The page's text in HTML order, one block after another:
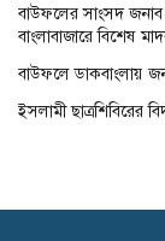
বাউফলের সাংসদ
বাংলাবাজারে বিশেষ
বাউফলে ডাকবাংলায়
ইসলামী ছাত্রশিবিরের